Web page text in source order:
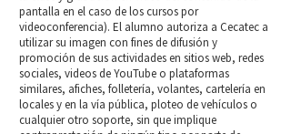
pantalla en el caso de los cursos por
videoconferencia). El alumno autoriza a Cecatec a
utilizar su imagen con fines de difusión y
promoción de sus actividades en sitios web, redes
sociales, videos de YouTube o plataformas
similares, afiches, folletería, volantes, cartelería en
locales y en la vía pública, ploteo de vehículos o
cualquier otro soporte, sin que implique